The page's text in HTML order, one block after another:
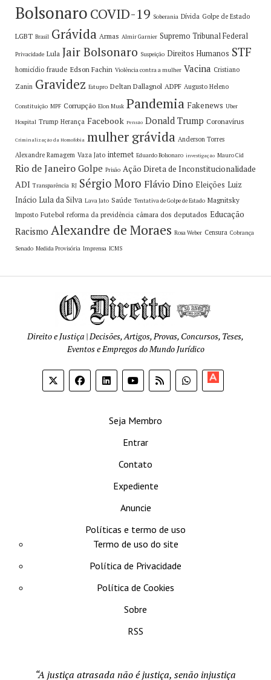
Bolsonaro COVID-19 Soberania Dívida Golpe de Estado
LGBT Brasil Grávida Armas Almir Garnier Supremo Tribunal Federal
Privacidade Lula Jair Bolsonaro Suspeição Direitos Humanos STF
homicídio fraude Edson Fachin Violência contra a mulher Vacina Cristiano
Zanin Gravidez Estupro Deltan Dallagnol ADPF Augusto Heleno
Constituição MPF Corrupção Elon Musk Pandemia Fakenews Uber
Hospital Trump Herança Facebook Pensão Donald Trump Coronavírus
Criminalização da Homofobia mulher grávida Anderson Torres
Alexandre Ramagem Vaza Jato internet Eduardo Bolsonaro investigação Mauro Cid
Rio de Janeiro Golpe Prisão Ação Direta de Inconstitucionalidade
ADI Transparência RJ Sérgio Moro Flávio Dino Eleições Luiz
Inácio Lula da Silva Lava Jato Saúde Tentativa de Golpe de Estado Magnitsky
Imposto Futebol reforma da previdência câmara dos deputados Educação
Racismo Alexandre de Moraes Rosa Weber Censura Cobrança
Senado Medida Provisória Imprensa ICMS
Direito e Justiça | Decisões, Artigos, Provas, Concursos, Teses,
Eventos e Empregos do Mundo Jurídico
Seja Membro
Entrar
Contato
Expediente
Anuncie
Políticas e termo de uso
Termo de uso do site
Política de Privacidade
Política de Cookies
Sobre
RSS
“A justiça atrasada não é justiça, senão injustiça